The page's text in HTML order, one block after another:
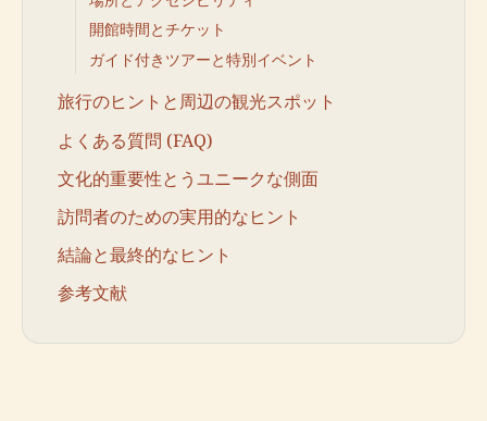
開館時間とチケット
ガイド付きツアーと特別イベント
旅行のヒントと周辺の観光スポット
よくある質問 (FAQ)
文化的重要性とうユニークな側面
訪問者のための実用的なヒント
結論と最終的なヒント
参考文献